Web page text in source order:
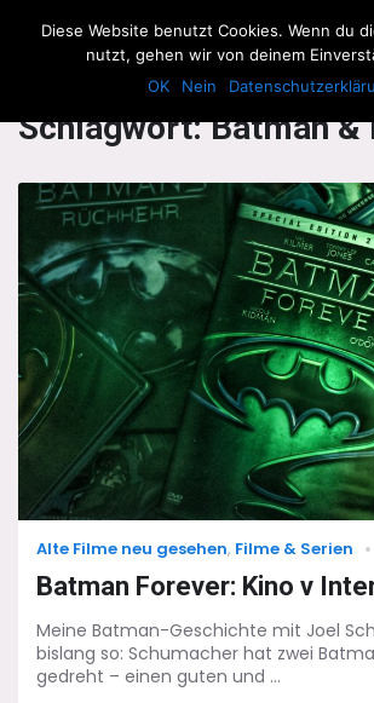
The Howling Men
Schlagwort:Batman &
Categories
Alte Filme neu gesehen, Filme & Serien
Batman Forever: Kino v
Meine Batman-Geschichte mit Joel
bislang so: Schumacher hat zwei
gedreht – einen guten und ...
Diese Website benutzt Cookies. Wenn du
nutzt, gehen wir von deinem
OK
Nein